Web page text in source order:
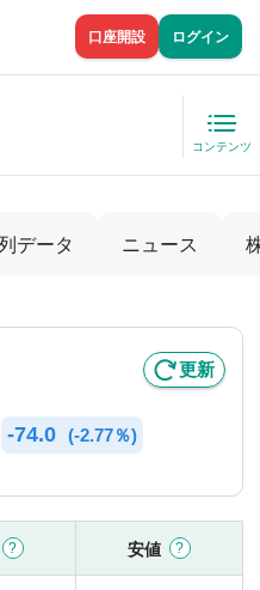
口座開設 ログイン
コンテンツ
データ ニュース
更新
-74.0 (-2.77％)
安値